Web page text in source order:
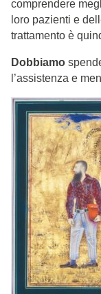
comprendere
loro pazienti e
trattamento è
Dobbiamo
l’assistenza e